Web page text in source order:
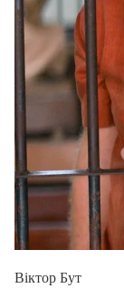
Віктор Бут